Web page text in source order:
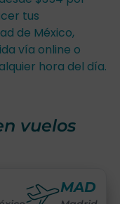
tus
de México,
vía online o
hora del día.
vuelos
MAD